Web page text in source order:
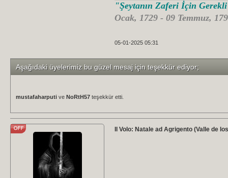
"Şeytanın Zaferi İçin
Ocak, 1729 - 09 Temmuz,
05-01-2025 05:31
Aşağıdaki üyelerimiz bu güzel mesaj için teşekkür ediyor;
mustafaharputi ve NoRtH57 teşekkür etti.
Il Volo: Natale ad Agrigento (Valle de